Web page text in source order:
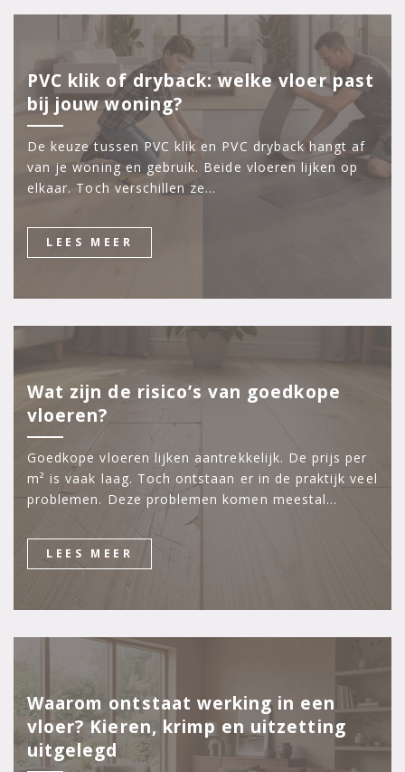
PVC klik of dryback: welke vloer past
bij jouw woning?
De keuze tussen PVC klik en PVC dryback hangt af
van je woning en gebruik. Beide vloeren lijken op
elkaar. Toch verschillen ze…
LEES MEER
Wat zijn de risico’s van goedkope
vloeren?
Goedkope vloeren lijken aantrekkelijk. De prijs per
m² is vaak laag. Toch ontstaan er in de praktijk veel
problemen. Deze problemen komen meestal…
LEES MEER
Waarom ontstaat werking in een
vloer? Kieren, krimp en uitzetting
uitgelegd